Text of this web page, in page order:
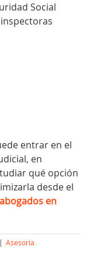
Social
entrar en el
en
qué opción
desde el
abogados en
| Asesoria